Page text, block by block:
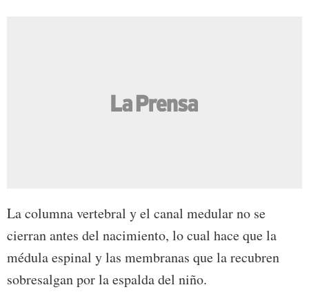
La columna vertebral y el canal medular no se
cierran antes del nacimiento, lo cual hace que la
médula espinal y las membranas que la recubren
sobresalgan por la espalda del niño.